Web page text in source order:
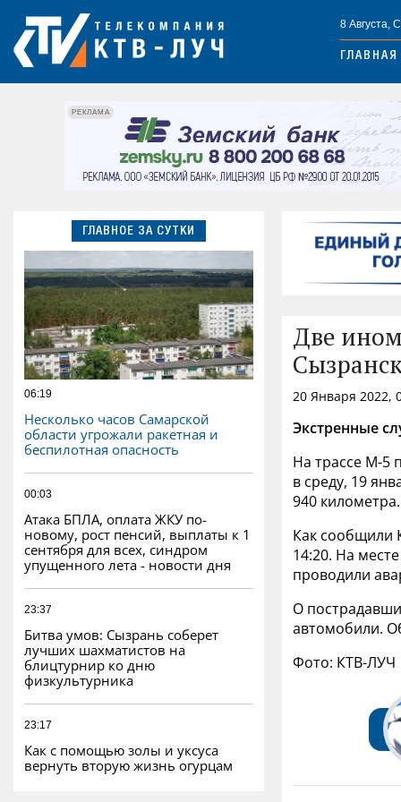
8 Августа,
ГЛАВНАЯ
РЕКЛАМА
ГЛАВНОЕ ЗА СУТКИ
06:19
Несколько часов Самарской
области угрожали ракетная и
беспилотная опасность
00:03
Атака БПЛА, оплата ЖКУ по-
новому, рост пенсий, выплаты к 1
сентября для всех, синдром
упущенного лета - новости дня
23:37
Битва умов: Сызрань соберет
лучших шахматистов на
блицтурнир ко дню
физкультурника
23:17
Как с помощью золы и уксуса
вернуть вторую жизнь огурцам
Две
20 Января 2022,
Экстренные
На трассе М-5
в среду, 19
940 километра.
Как сообщили
14:20. На
проводили
О
автомобили.
Фото: КТВ-ЛУЧ